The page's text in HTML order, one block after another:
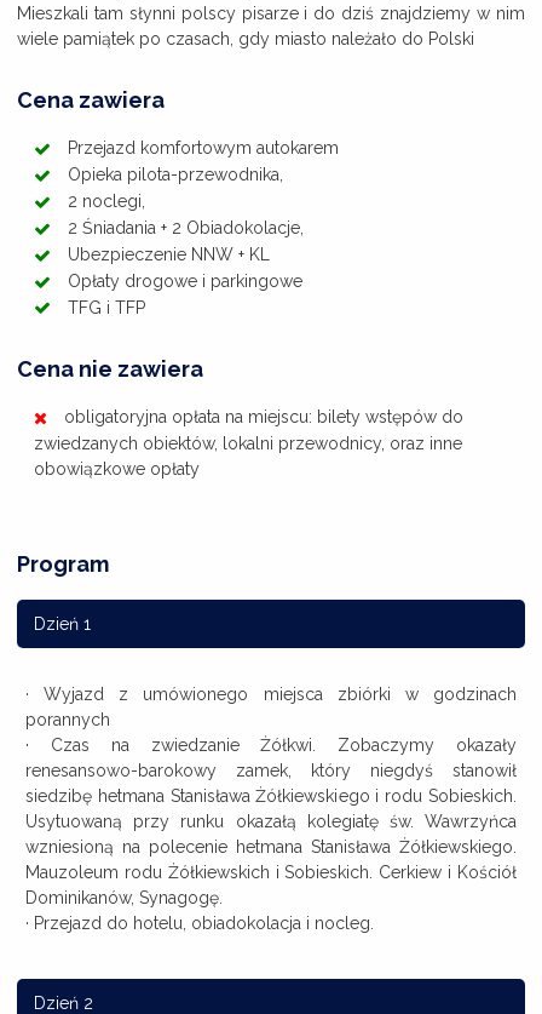
Mieszkali tam słynni polscy pisarze i do dziś znajdziemy w nim
wiele pamiątek po czasach, gdy miasto należało do Polski
Cena zawiera
Przejazd komfortowym autokarem
Opieka pilota-przewodnika,
2 noclegi,
2 Śniadania + 2 Obiadokolacje,
Ubezpieczenie NNW + KL
Opłaty drogowe i parkingowe
TFG i TFP
Cena nie zawiera
obligatoryjna opłata na miejscu: bilety wstępów do
zwiedzanych obiektów, lokalni przewodnicy, oraz inne
obowiązkowe opłaty
Program
Dzień 1
· Wyjazd z umówionego miejsca zbiórki w godzinach
porannych
· Czas na zwiedzanie Żółkwi. Zobaczymy okazały
renesansowo-barokowy zamek, który niegdyś stanowił
siedzibę hetmana Stanisława Żółkiewskiego i rodu Sobieskich.
Usytuowaną przy runku okazałą kolegiatę św. Wawrzyńca
wzniesioną na polecenie hetmana Stanisława Żółkiewskiego.
Mauzoleum rodu Żółkiewskich i Sobieskich. Cerkiew i Kościół
Dominikanów, Synagogę.
· Przejazd do hotelu, obiadokolacja i nocleg.
Dzień 2